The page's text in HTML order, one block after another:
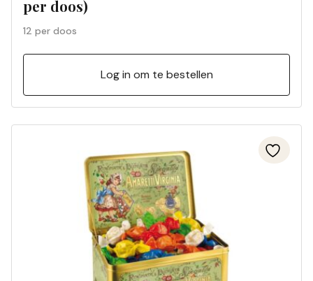
per doos)
12 per doos
Log in om te bestellen